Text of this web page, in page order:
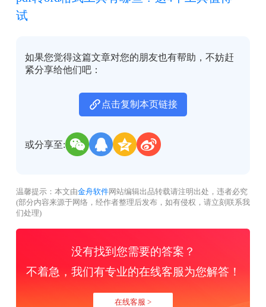
试
如果您觉得这篇文章对您的朋友也有帮助，不妨赶
紧分享给他们吧：
点击复制本页链接
或分享至:
温馨提示：本文由金舟软件网站编辑出品转载请注明出处，违者必究
(部分内容来源于网络，经作者整理后发布，如有侵权，请立刻联系我
们处理)
没有找到您需要的答案？
不着急，我们有专业的在线客服为您解答！
在线客服 >